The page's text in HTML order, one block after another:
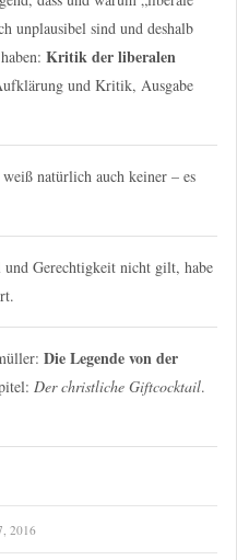
unplausibel sind und deshalb
Kritik der liberalen
und Kritik, Ausgabe
natürlich auch keiner – es
Gerechtigkeit nicht gilt, habe
Die Legende von der
Der christliche Giftcocktail.
2016